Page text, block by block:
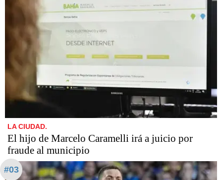
LA CIUDAD.
​​​​​El hijo de Marcelo Caramelli irá a juicio por
fraude al municipio
#03